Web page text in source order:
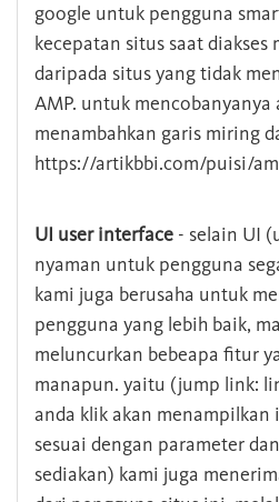
google untuk pengguna
kecepatan situs saat diakses
daripada situs yang tidak
AMP. untuk mencobanyanya
menambahkan garis miring
https://artikbbi.com/puisi/
UI user interface - selain UI
nyaman untuk pengguna
kami juga berusaha untuk
pengguna yang lebih baik,
meluncurkan bebeapa fitur
manapun. yaitu (jump link:
anda klik akan
sesuai dengan parameter
sediakan) kami juga